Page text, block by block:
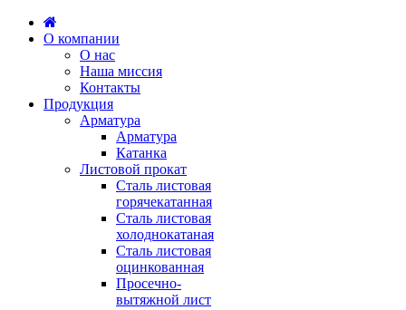
О компании
О нас
Наша миссия
Контакты
Продукция
Арматура
Арматура
Катанка
Листовой прокат
Сталь листовая
горячекатанная
Сталь листовая
холоднокатаная
Сталь листовая
оцинкованная
Просечно-
вытяжной лист